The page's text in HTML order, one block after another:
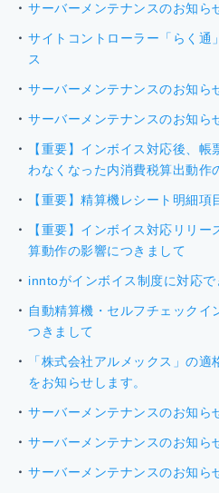
サーバーメンテナンスのお知ら
サイトコントローラー「らく通
ス
サーバーメンテナンスのお知ら
サーバーメンテナンスのお知ら
【重要】インボイス対応後、
わなくなった内消費税算出動作
【重要】精算機レシート明細
【重要】インボイス対応リリ
算動作の影響につきまして
inntoがインボイス制度に対応で
自動精算機・セルフチェックイ
つきまして
「株式会社アルメックス」の
をお知らせします。
サーバーメンテナンスのお知ら
サーバーメンテナンスのお知ら
サーバーメンテナンスのお知ら